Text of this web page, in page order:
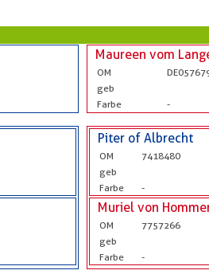
Maureen vom
OM
geb
Farbe
-
Piter of Albrecht
OM
7418480
geb
Farbe
-
Muriel von
OM
7757266
geb
Farbe
-